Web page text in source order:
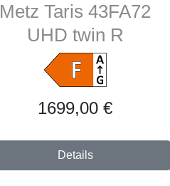
Metz Taris 43FA72
UHD twin R
1699,00 €
Details